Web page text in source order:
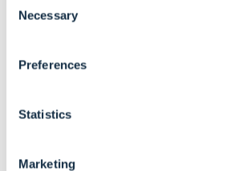
Selection
Necessary
Preferences
Statistics
Marketing
Voornaam
Achternaam